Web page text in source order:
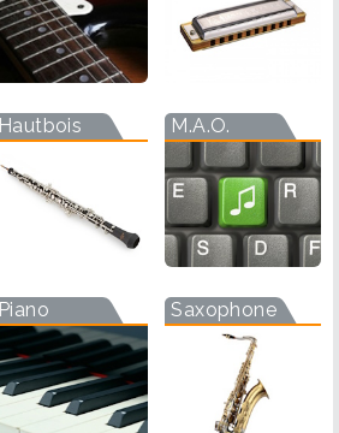
Hautbois M.A.O.
Piano Saxophone